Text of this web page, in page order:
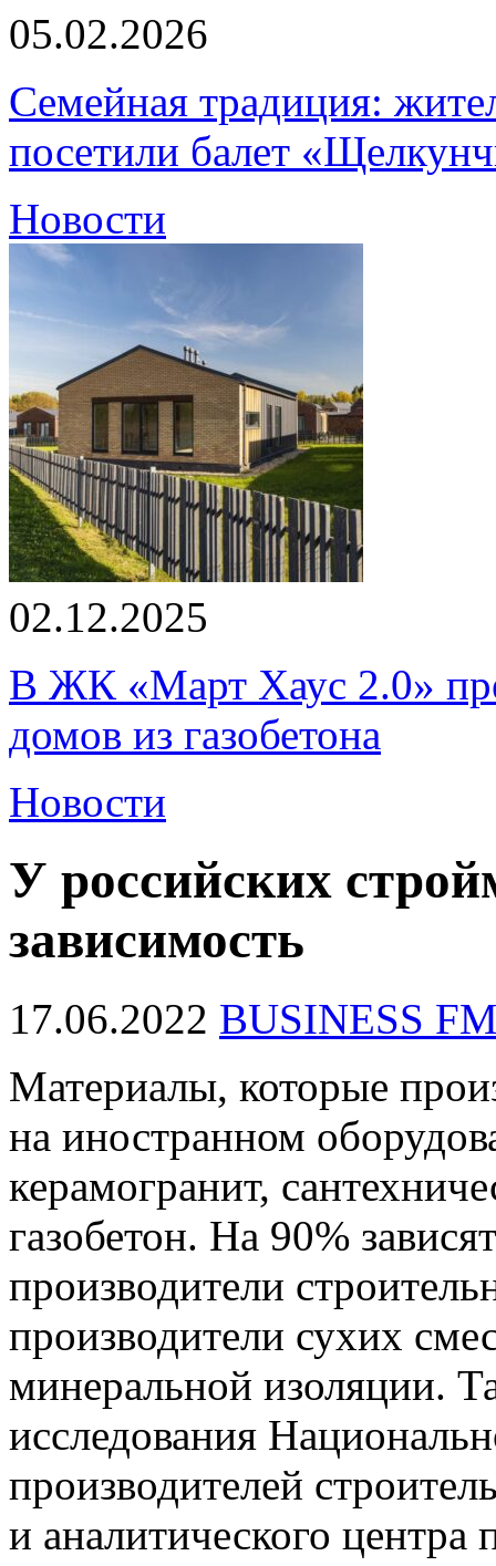
05.02.2026
Семейная традиция:
посетили балет
Новости
02.12.2025
В ЖК «Март Хаус 2.0»
домов из газобетона
Новости
У российских
зависимость
17.06.2022 BUSINESS
Материалы, которые
на иностранном
керамогранит,
газобетон. На 90%
производители
производители сухих
минеральной изоляции.
исследования
производителей
и аналитического